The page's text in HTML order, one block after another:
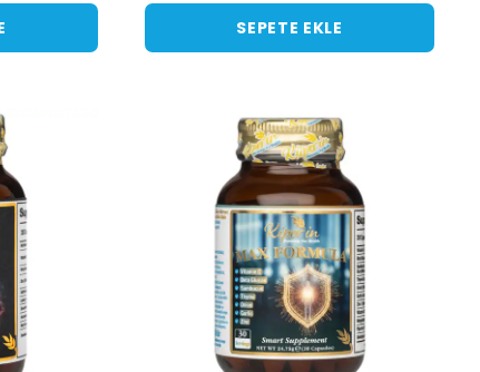
SEPETE EKLE